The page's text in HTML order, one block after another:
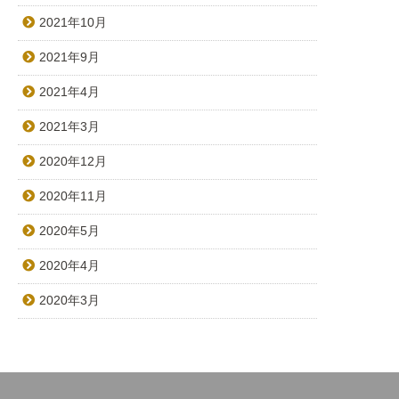
2021年10月
2021年9月
2021年4月
2021年3月
2020年12月
2020年11月
2020年5月
2020年4月
2020年3月